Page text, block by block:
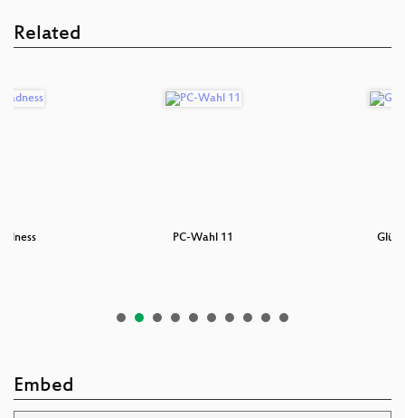
Related
PC-Wahl 11
Embed